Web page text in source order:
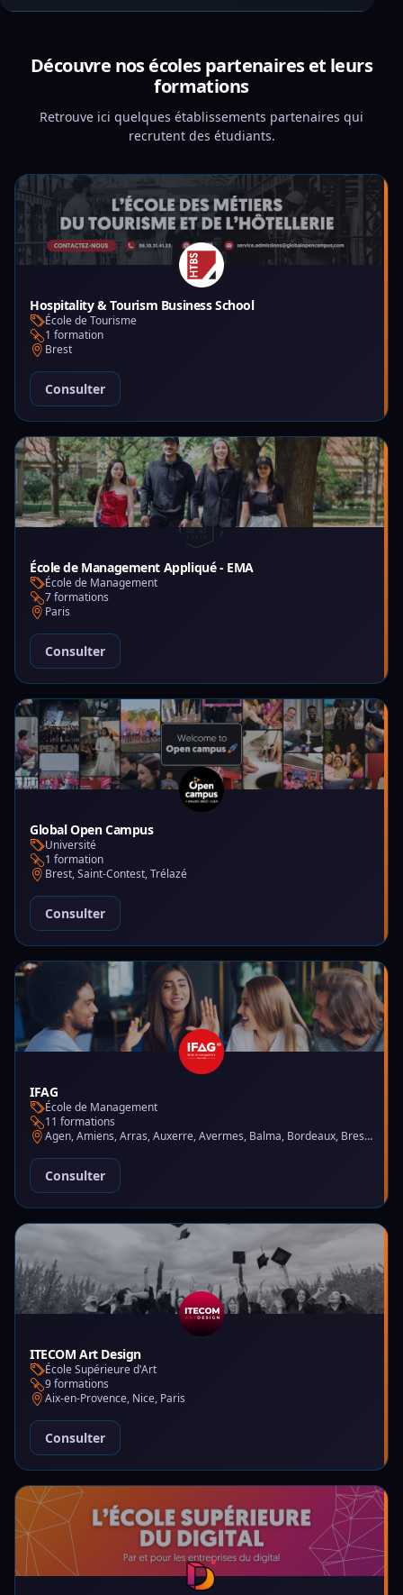
Découvre nos écoles partenaires et leurs
formations
Retrouve ici quelques établissements partenaires qui
recrutent des étudiants.
Hospitality & Tourism Business School
École de Tourisme
1 formation
Brest
Consulter
École de Management Appliqué - EMA
École de Management
7 formations
Paris
Consulter
Global Open Campus
Université
1 formation
Brest, Saint-Contest, Trélazé
Consulter
IFAG
École de Management
11 formations
Agen, Amiens, Arras, Auxerre, Avermes, Balma, Bordeaux, Brest, Charleville-Mézières, Chartres, Courbevoie, Dijon, Gap, La Garde, Le Mans, Lille, Lyon, Mont-de-Marsan, Montluçon, Montpellier, Mulhouse, Nantes, Puteaux, Reims, Rennes, Trélazé
Consulter
ITECOM Art Design
École Supérieure d'Art
9 formations
Aix-en-Provence, Nice, Paris
Consulter